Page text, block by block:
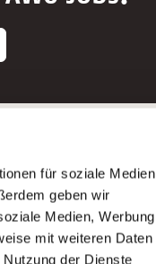
für soziale Medien
geben wir
Medien, Werbung
mit weiteren Daten
der Dienste
nach Bundesland
Bundesländern